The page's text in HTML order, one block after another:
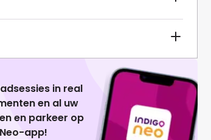
in real
en al uw
en parkeer op
app!